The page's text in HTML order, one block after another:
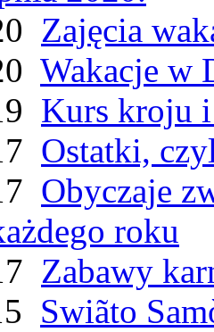
Zajęcia
Wakacje w
Kurs kroju i
Ostatki,
Obyczaje
roku
Zabawy
Swiãto